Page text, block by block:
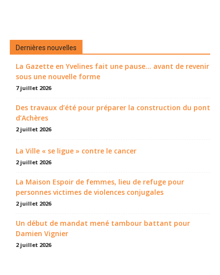
Dernières nouvelles
La Gazette en Yvelines fait une pause... avant de revenir
sous une nouvelle forme
7 juillet 2026
Des travaux d’été pour préparer la construction du pont
d’Achères
2 juillet 2026
La Ville « se ligue » contre le cancer
2 juillet 2026
La Maison Espoir de femmes, lieu de refuge pour
personnes victimes de violences conjugales
2 juillet 2026
Un début de mandat mené tambour battant pour
Damien Vignier
2 juillet 2026